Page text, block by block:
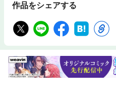
作品をシェアする